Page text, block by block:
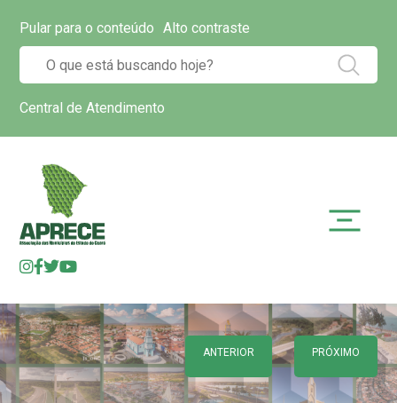
Pular para o conteúdo Alto contraste
Central de Atendimento
ANTERIOR PRÓXIMO